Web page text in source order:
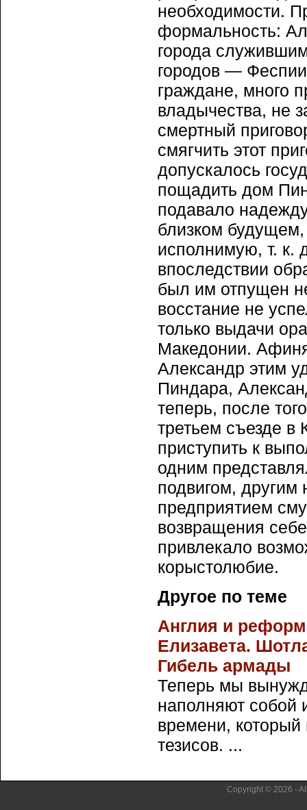
необходимости.
формальность:
города
городов —
граждане, много
владычества, не
смертный
смягчить этот
допускалось
пощадить дом
подавало
близком
исполнимую, т. к.
впоследствии
был им отпущен
восстание не
только выдачи
Македонии.
Александр этим
Пиндара,
теперь, после
третьем съезде в
приступить к
одним
подвигом, другим
предприятием
возвращения
привлекало
корыстолюбие.
Другое по теме
Англия и
Елизавета.
Гибель армады
Теперь мы
наполняют собой
времени, который
тезисов. ...
Copyright © 2026 -